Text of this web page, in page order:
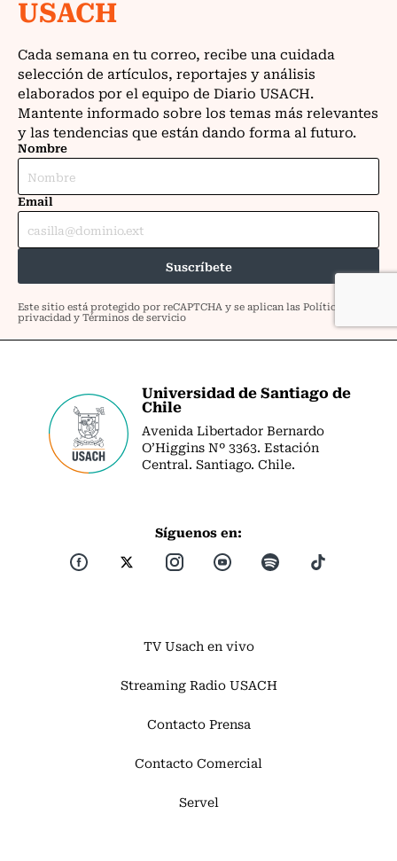
Universidad de Santiago de
Chile
Avenida Libertador Bernardo
O’Higgins Nº 3363. Estación
Central. Santiago. Chile.
Síguenos en:
TV Usach en vivo
Streaming Radio USACH
Contacto Prensa
Contacto Comercial
Servel